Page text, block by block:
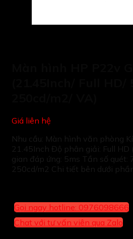
Giá liên hệ
Nhu cầu: Màn hình văn phòng
21.45Inch Độ phân giải: Full
gian đáp ứng: 5ms Tần số quét:
250cd/m2 Chi tiết bên dưới
Gọi ngay hotline: 0976098666
Chat với tư vấn viên qua Zalo